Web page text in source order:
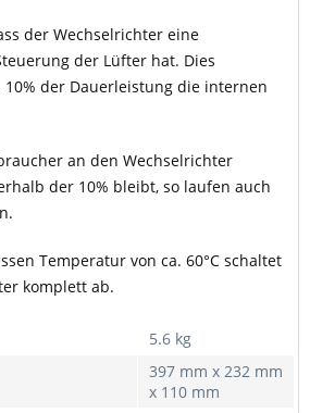
der Wechselrichter eine
der Lüfter hat. Dies
10% der Dauerleistung die internen
an den Wechselrichter
der 10% bleibt, so laufen auch
Temperatur von ca. 60°C schaltet
komplett ab.
5.6 kg
397 mm x 232 mm
x 110 mm